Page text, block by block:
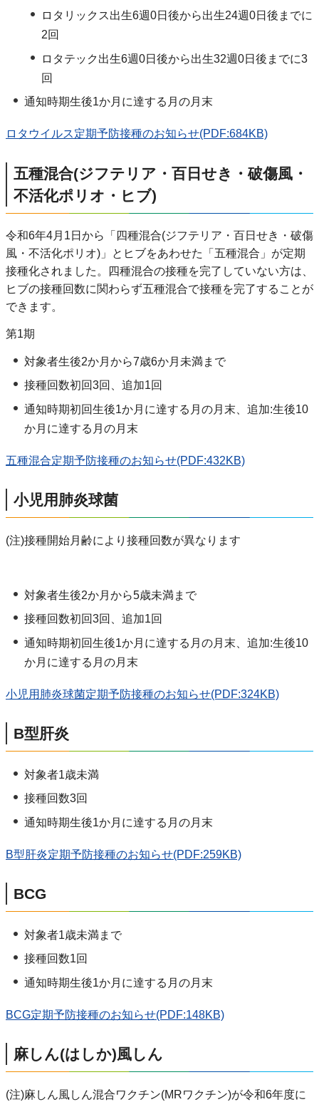
ロタリックス出生6週0日後から出生24週0日後までに
2回
ロタテック出生6週0日後から出生32週0日後までに3
回
通知時期生後1か月に達する月の月末
ロタウイルス定期予防接種のお知らせ(PDF:684KB)
五種混合(ジフテリア・百日せき・破傷風・
不活化ポリオ・ヒブ)
令和6年4月1日から「四種混合(ジフテリア・百日せき・破傷
風・不活化ポリオ)」とヒブをあわせた「五種混合」が定期
接種化されました。四種混合の接種を完了していない方は、
ヒブの接種回数に関わらず五種混合で接種を完了することが
できます。
第1期
対象者生後2か月から7歳6か月未満まで
接種回数初回3回、追加1回
通知時期初回生後1か月に達する月の月末、追加:生後10
か月に達する月の月末
五種混合定期予防接種のお知らせ(PDF:432KB)
小児用肺炎球菌
(注)接種開始月齢により接種回数が異なります
対象者生後2か月から5歳未満まで
接種回数初回3回、追加1回
通知時期初回生後1か月に達する月の月末、追加:生後10
か月に達する月の月末
小児用肺炎球菌定期予防接種のお知らせ(PDF:324KB)
B型肝炎
対象者1歳未満
接種回数3回
通知時期生後1か月に達する月の月末
B型肝炎定期予防接種のお知らせ(PDF:259KB)
BCG
対象者1歳未満まで
接種回数1回
通知時期生後1か月に達する月の月末
BCG定期予防接種のお知らせ(PDF:148KB)
麻しん(はしか)風しん
(注)麻しん風しん混合ワクチン(MRワクチン)が令和6年度に